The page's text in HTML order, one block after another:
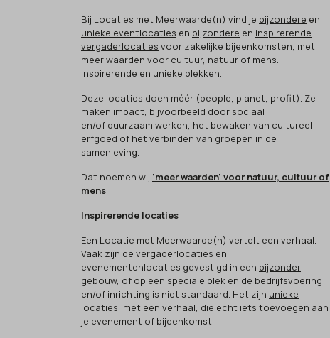
Bij Locaties met Meerwaarde(n) vind je bijzondere en
unieke eventlocaties en bijzondere en inspirerende
vergaderlocaties voor zakelijke bijeenkomsten, met
meer waarden voor cultuur, natuur of mens.
Inspirerende en unieke plekken.
Deze locaties doen méér (people, planet, profit). Ze
maken impact, bijvoorbeeld door sociaal
en/of duurzaam werken, het bewaken van cultureel
erfgoed of het verbinden van groepen in de
samenleving.
Dat noemen wij 'meer waarden' voor natuur, cultuur of
mens.
Inspirerende locaties
Een Locatie met Meerwaarde(n) vertelt een verhaal.
Vaak zijn de vergaderlocaties en
evenementenlocaties gevestigd in een bijzonder
gebouw, of op een speciale plek en de bedrijfsvoering
en/of inrichting is niet standaard. Het zijn unieke
locaties, met een verhaal, die echt iets toevoegen aan
je evenement of bijeenkomst.